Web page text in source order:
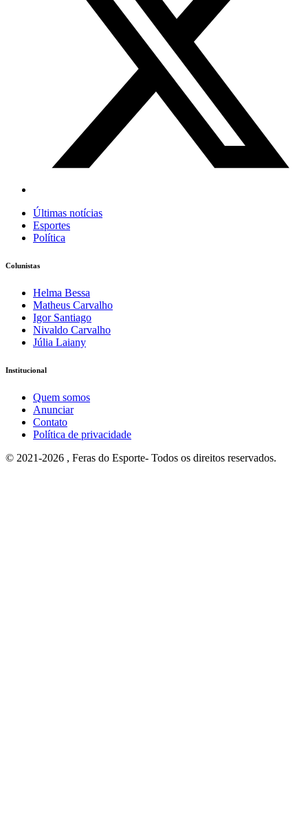
Últimas notícias
Esportes
Política
Colunistas
Helma Bessa
Matheus Carvalho
Igor Santiago
Nivaldo Carvalho
Júlia Laiany
Institucional
Quem somos
Anunciar
Contato
Política de privacidade
© 2021-2026 , Feras do Esporte- Todos os direitos reservados.